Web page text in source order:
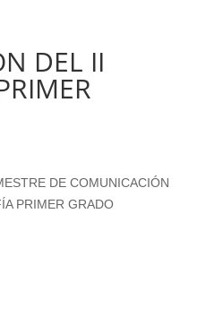
DEL II
DE COMUNICACIÓN
PRIMER GRADO